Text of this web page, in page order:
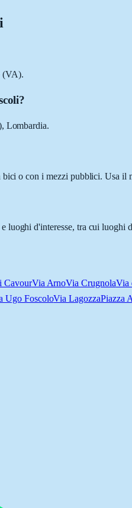
(VA).
Lombardia.
o con i mezzi pubblici. Usa il
luoghi d'interesse, tra cui luoghi
CavourVia ArnoVia CrugnolaVia
Ugo FoscoloVia LagozzaPiazza